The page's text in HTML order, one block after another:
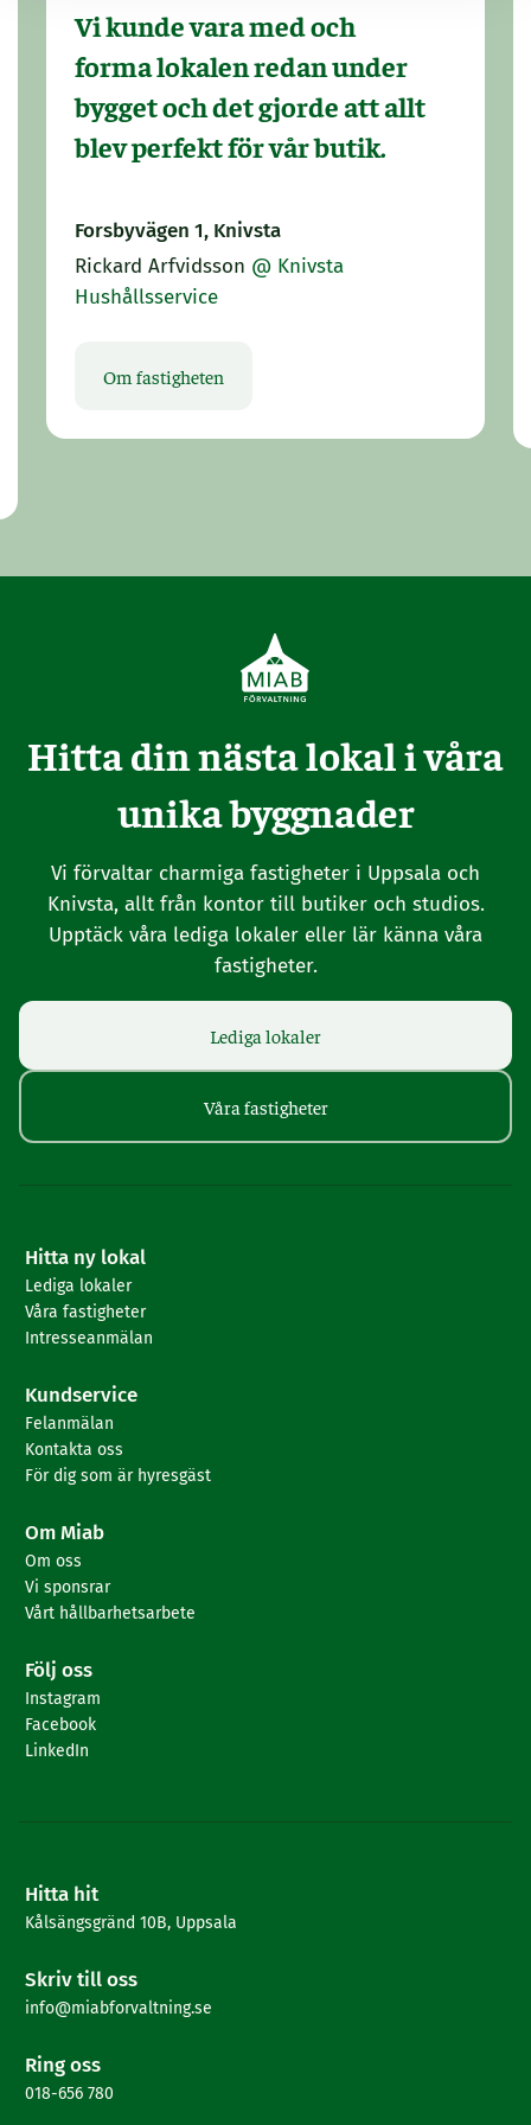
Vi kunde vara med och
forma lokalen redan under
bygget och det gjorde att allt
blev perfekt för vår butik.
Forsbyvägen 1, Knivsta
Rickard Arfvidsson @ Knivsta
Hushållsservice
Om fastigheten
Hitta din nästa lokal i våra
unika byggnader
Vi förvaltar charmiga fastigheter i Uppsala och
Knivsta, allt från kontor till butiker och studios.
Upptäck våra lediga lokaler eller lär känna våra
fastigheter.
Lediga lokaler
Våra fastigheter
Hitta ny lokal
Lediga lokaler
Våra fastigheter
Intresseanmälan
Kundservice
Felanmälan
Kontakta oss
För dig som är hyresgäst
Om Miab
Om oss
Vi sponsrar
Vårt hållbarhetsarbete
Följ oss
Instagram
Facebook
LinkedIn
Hitta hit
Kålsängsgränd 10B, Uppsala
Skriv till oss
info@miabforvaltning.se
Ring oss
018-656 780